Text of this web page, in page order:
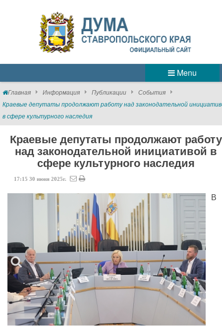
Menu
Главная Информация Публикации
События
Краевые депутаты продолжают работу над законодательной
в сфере культурного наследия
Краевые депутаты продолжают работу
над законодательной инициативой в
сфере культурного наследия
17:15 30 июня 2025г.
В